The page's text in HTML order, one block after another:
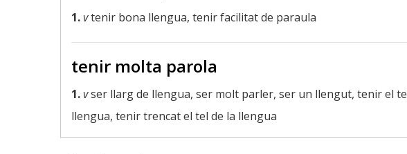
1.vtenir bona llengua, tenir facilitat de paraula
tenir molta parola
1.vser llarg de llengua, ser molt parler, ser un llengut, tenir el
llengua, tenir trencat el tel de la llengua